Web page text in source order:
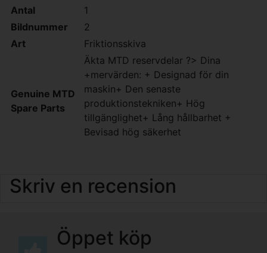
Antal
1
Bildnummer
2
Art
Friktionsskiva
Genuine MTD
Spare Parts
Äkta MTD reservdelar ?> Dina
+mervärden: + Designad för din
maskin+ Den senaste
produktionstekniken+ Hög
tillgänglighet+ Lång hållbarhet +
Bevisad hög säkerhet
Skriv en recension
Öppet köp